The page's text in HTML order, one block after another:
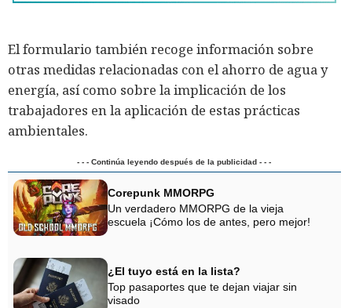
El formulario también recoge información sobre
otras medidas relacionadas con el ahorro de agua y
energía, así como sobre la implicación de los
trabajadores en la aplicación de estas prácticas
ambientales.
- - - Continúa leyendo después de la publicidad - - -
Corepunk MMORPG
Un verdadero MMORPG de la vieja
escuela ¡Cómo los de antes, pero mejor!
¿El tuyo está en la lista?
Top pasaportes que te dejan viajar sin
visado